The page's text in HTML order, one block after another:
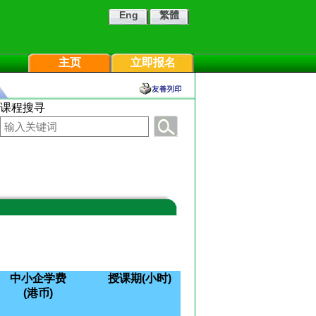
繁體
Eng
立即报名
主页
课程搜寻
中小企学费
(港币)
授课期(小时)